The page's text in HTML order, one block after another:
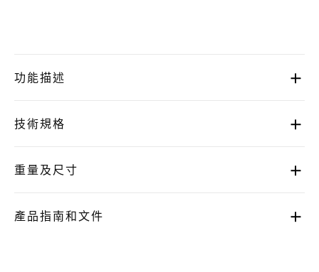
功能描述
技術規格
重量及尺寸
產品指南和文件